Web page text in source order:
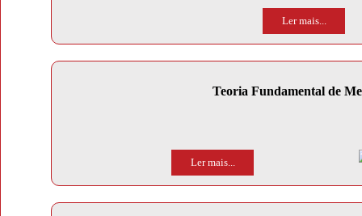
Ler mais...
Teoria Fundamental de
Ler mais...